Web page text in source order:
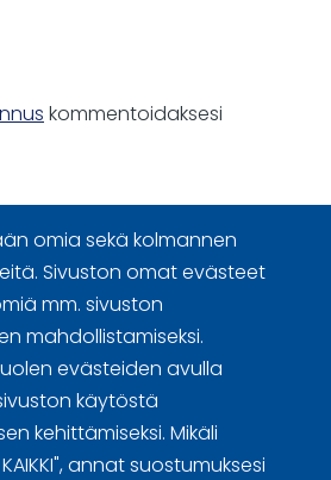
kommentoidaksesi
omia sekä kolmannen
Sivuston omat evästeet
mm. sivuston
mahdollistamiseksi.
evästeiden avulla
käytöstä
kehittämiseksi. Mikäli
annat suostumuksesi